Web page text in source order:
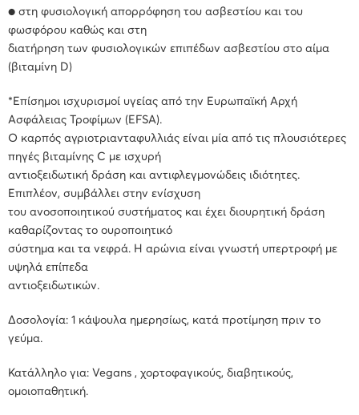
● στη φυσιολογική απορρόφηση του ασβεστίου και του
φωσφόρου καθώς και στη
διατήρηση των φυσιολογικών επιπέδων ασβεστίου στο αίμα
(βιταμίνη D)
*Επίσημοι ισχυρισμοί υγείας από την Ευρωπαϊκή Αρχή
Ασφάλειας Τροφίμων (EFSA).
Ο καρπός αγριοτριανταφυλλιάς είναι μία από τις πλουσιότερες
πηγές βιταμίνης C με ισχυρή
αντιοξειδωτική δράση και αντιφλεγμονώδεις ιδιότητες.
Επιπλέον, συμβάλλει στην ενίσχυση
του ανοσοποιητικού συστήματος και έχει διουρητική δράση
καθαρίζοντας το ουροποιητικό
σύστημα και τα νεφρά. Η αρώνια είναι γνωστή υπερτροφή με
υψηλά επίπεδα
αντιοξειδωτικών.
Δοσολογία: 1 κάψουλα ημερησίως, κατά προτίμηση πριν το
γεύμα.
Κατάλληλο για: Vegans , χορτοφαγικούς, διαβητικούς,
ομοιοπαθητική.